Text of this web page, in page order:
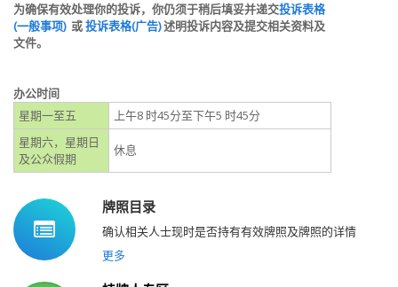
为确保有效处理你的投诉，你仍须于稍后填妥并递交投诉表格
(一般事项)或投诉表格(广告)述明投诉内容及提交相关资料及
文件。
办公时间
星期一至五
上午8 时45分至下午5 时45分
星期六，星期日
及公众假期
休息
牌照目录
确认相关人士现时是否持有有效牌照及牌照的详情
更多